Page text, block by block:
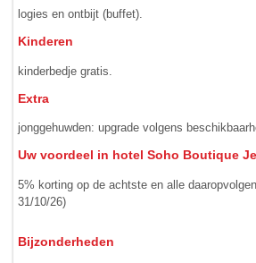
logies en ontbijt (buffet).
Kinderen
kinderbedje gratis.
Extra
jonggehuwden: upgrade volgens
Uw voordeel in hotel Soho Boutique
5% korting op de achtste en alle
31/10/26)
Bijzonderheden